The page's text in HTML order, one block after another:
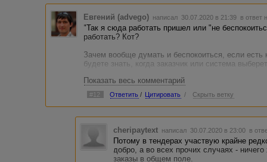
Ну пусть будет тендер, но только время окончания
обозначено, на виду (!). И выбор исполнителя должен
более. Да и если расценки работы низкие, незачем
или сумме, близкой к минимуму, - это выглядит потешно,
Тендеры, обязательные к исполнению, были введены
заказчикам. Но если автор пролетает со временем,
тендерных заявок требует усовершенствования, чтобы
понимания, когда закончится время действия тендера.
одобрения заявки.
выигрывает? Традиционно предлагается выставлять
пришел или "не беспокоиться"? Значит, мне отлучаться
подстерегу. Зато заказчик, которому текст нужен якобы
многочасовым ожиданием прихода лучшего из
Евгений (advego) написал 30.07.2020 в 21:39 в ответ
"Так я сюда работать пришел или "не
работать? Кот?
Зачем вообще думать и беспокоиться, если есть
будете знать, когда заказчик или система
Отлучаться можно ненадолго - это на работу не
смысл заказчику одобрять именно вас, если
заказчик указал небольшой срок для
после выбора исполнителя, очевидно же.
Показать весь комментарий
#12 Ответить / Цитировать / Скрыть ветку
cheripaytext написал 30.07.2020 в 23:00 в
Потому в тендерах участвую крайне
добро, а во всех прочих случаях -
заказы в общем поле.